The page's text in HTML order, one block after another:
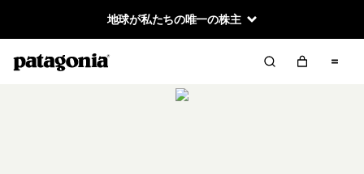
地球が私たちの唯一の株主